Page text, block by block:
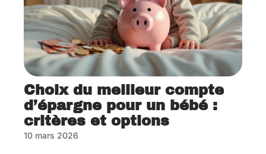
Choix du meilleur compte
d’épargne pour un bébé :
critères et options
10 mars 2026